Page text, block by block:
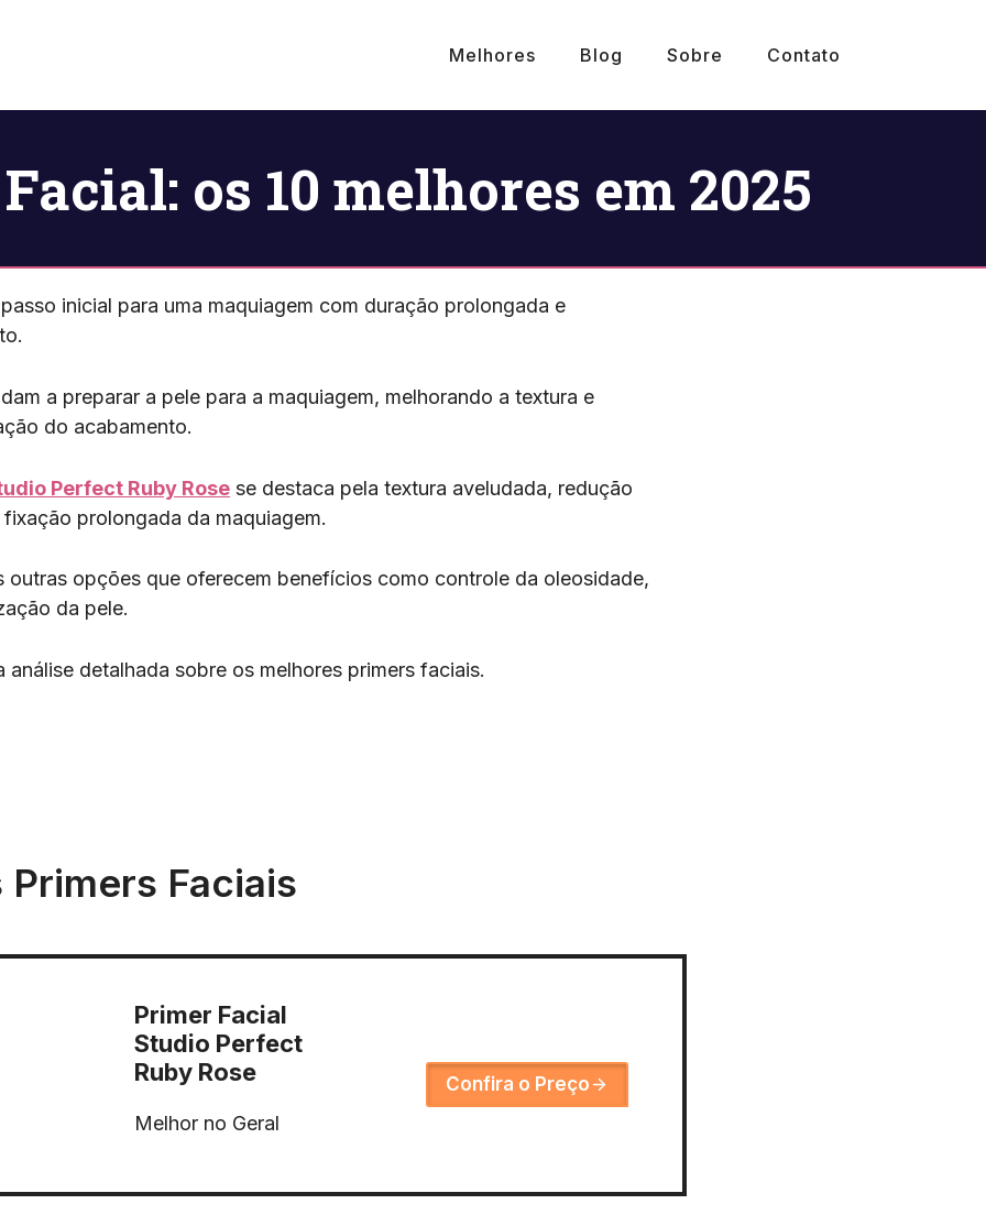
Melhores Blog Sobre Contato
os 10 melhores em 2025
inicial para uma maquiagem com duração prolongada e
a preparar a pele para a maquiagem, melhorando a textura e
do acabamento.
Perfect Ruby Rose se destaca pela textura aveludada, redução
prolongada da maquiagem.
outras opções que oferecem benefícios como controle da oleosidade,
da pele.
análise detalhada sobre os melhores primers faciais.
Faciais
Primer Facial
Studio Perfect
Ruby Rose
Melhor no Geral
Confira o Preço